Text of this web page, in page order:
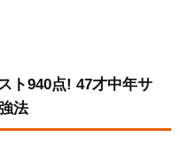
ト940点! 47才中年サ
法